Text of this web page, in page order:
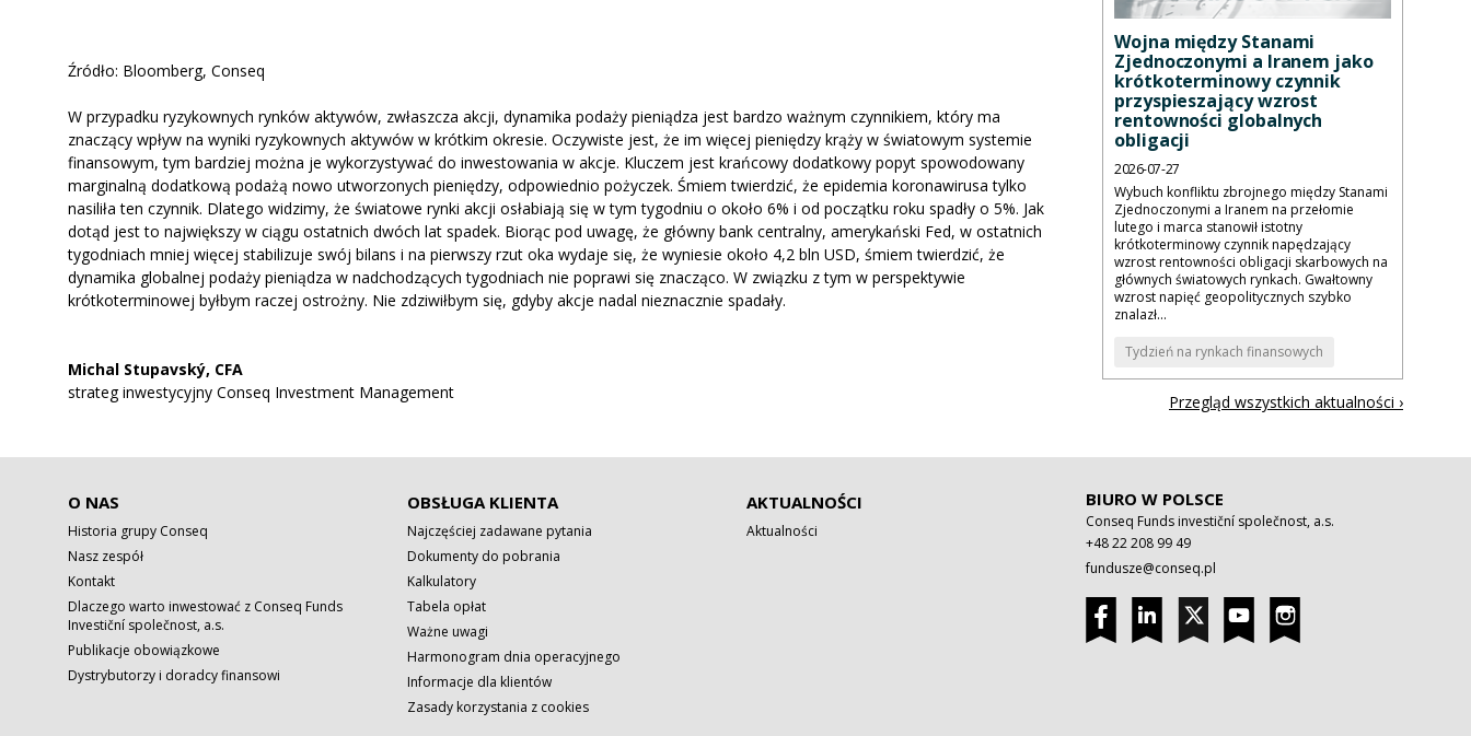
Źródło: Bloomberg, Conseq
W przypadku ryzykownych rynków aktywów, zwłaszcza akcji, dynamika podaży pieniądza jest bardzo ważnym czynnikiem, który ma
znaczący wpływ na wyniki ryzykownych aktywów w krótkim okresie. Oczywiste jest, że im więcej pieniędzy krąży w światowym systemie
finansowym, tym bardziej można je wykorzystywać do inwestowania w akcje. Kluczem jest krańcowy dodatkowy popyt spowodowany
marginalną dodatkową podażą nowo utworzonych pieniędzy, odpowiednio pożyczek. Śmiem twierdzić, że epidemia koronawirusa tylko
nasiliła ten czynnik. Dlatego widzimy, że światowe rynki akcji osłabiają się w tym tygodniu o około 6% i od początku roku spadły o 5%. Jak
dotąd jest to największy w ciągu ostatnich dwóch lat spadek. Biorąc pod uwagę, że główny bank centralny, amerykański Fed, w ostatnich
tygodniach mniej więcej stabilizuje swój bilans i na pierwszy rzut oka wydaje się, że wyniesie około 4,2 bln USD, śmiem twierdzić, że
dynamika globalnej podaży pieniądza w nadchodzących tygodniach nie poprawi się znacząco. W związku z tym w perspektywie
krótkoterminowej byłbym raczej ostrożny. Nie zdziwiłbym się, gdyby akcje nadal nieznacznie spadały.
Michal Stupavský, CFA
strateg inwestycyjny Conseq Investment Management
Wojna między Stanami
Zjednoczonymi a Iranem jako
krótkoterminowy czynnik
przyspieszający wzrost
rentowności globalnych
obligacji
2026-07-27
Wybuch konfliktu zbrojnego między Stanami
Zjednoczonymi a Iranem na przełomie
lutego i marca stanowił istotny
krótkoterminowy czynnik napędzający
wzrost rentowności obligacji skarbowych na
głównych światowych rynkach. Gwałtowny
wzrost napięć geopolitycznych szybko
znalazł...
Tydzień na rynkach finansowych
Przegląd wszystkich aktualności ›
O NAS
Historia grupy Conseq
Nasz zespół
Kontakt
Dlaczego warto inwestować z Conseq Funds
Investiční společnost, a.s.
Publikacje obowiązkowe
Dystrybutorzy i doradcy finansowi
OBSŁUGA KLIENTA
Najczęściej zadawane pytania
Dokumenty do pobrania
Kalkulatory
Tabela opłat
Ważne uwagi
Harmonogram dnia operacyjnego
Informacje dla klientów
Zasady korzystania z cookies
AKTUALNOŚCI
Aktualności
BIURO W POLSCE
Conseq Funds investiční společnost, a.s.
+48 22 208 99 49
fundusze@conseq.pl